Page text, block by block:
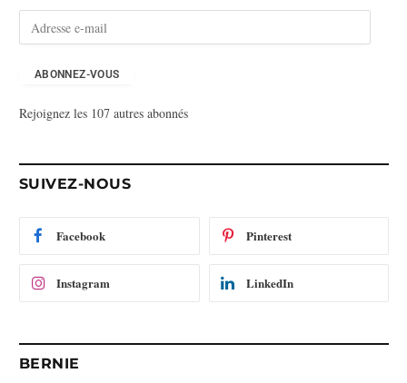
s
m
ABONNEZ-VOUS
Rejoignez les 107 autres abonnés
SUIVEZ-NOUS
Facebook Pinterest
Instagram LinkedIn
BERNIE